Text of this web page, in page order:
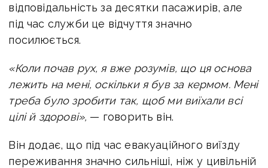
відповідальність за десятки пасажирів, але
під час служби це відчуття значно
посилюється.
«Коли почав рух, я вже розумів, що ця основа
лежить на мені, оскільки я був за кермом. Мені
треба було зробити так, щоб ми виїхали всі
цілі й здорові», — говорить він.
Він додає, що під час евакуаційного виїзду
переживання значно сильніші, ніж у цивільній